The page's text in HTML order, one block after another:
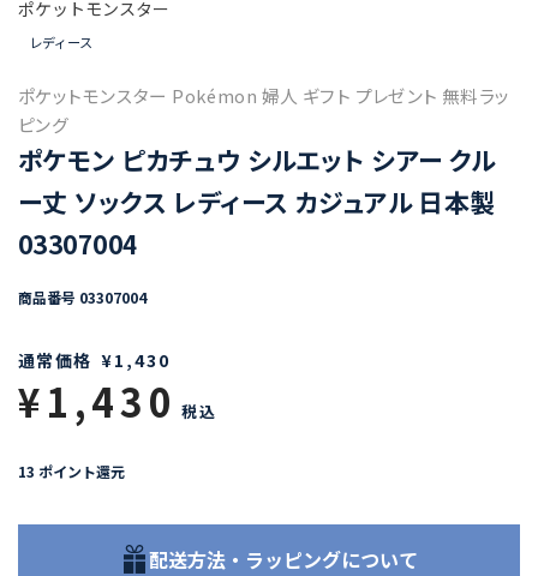
ポケットモンスター
レディース
ポケットモンスター Pokémon 婦人 ギフト プレゼント 無料ラッ
ピング
ポケモン ピカチュウ シルエット シアー クル
ー丈 ソックス レディース カジュアル 日本製
03307004
商品番号 03307004
通常価格 ¥1,430
¥1,430 税込
13 ポイント還元
配送方法・ラッピングについて